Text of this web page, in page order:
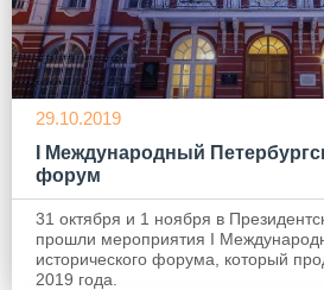
WhatsApp
29.10.2019
I Международный
форум
31 октября и 1 ноября в
прошли мероприятия I
исторического форума, который
2019 года.